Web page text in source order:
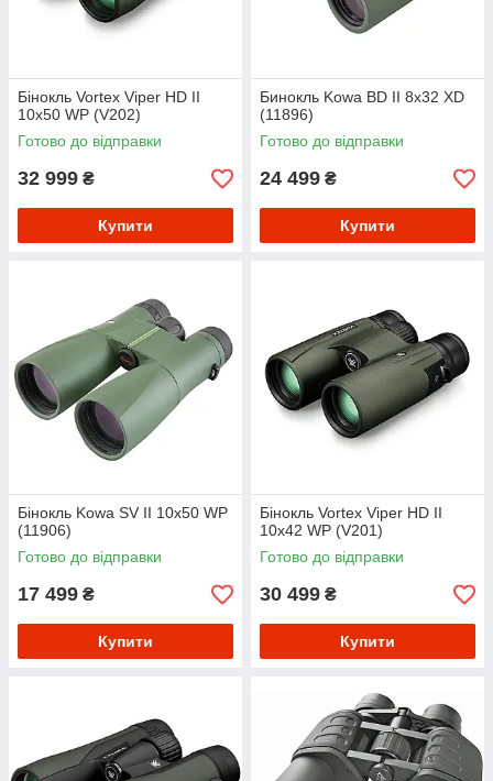
Бінокль Vortex Viper HD II
10x50 WP (V202)
Готово до відправки
32 999 ₴
Купити
Бинокль Kowa BD II 8x32 XD
(11896)
Готово до відправки
24 499 ₴
Купити
Бінокль Kowa SV II 10x50 WP
(11906)
Готово до відправки
17 499 ₴
Купити
Бінокль Vortex Viper HD II
10x42 WP (V201)
Готово до відправки
30 499 ₴
Купити